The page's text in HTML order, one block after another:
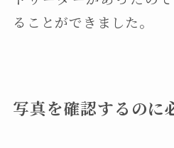
ることができました。
写真を確認するのに